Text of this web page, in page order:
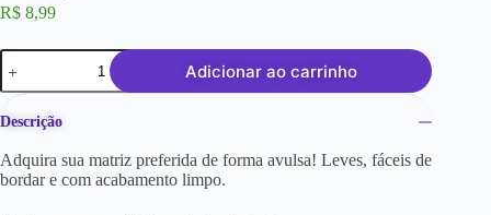
R$ 8,99
Adicionar ao carrinho
Descrição
Adquira sua matriz preferida de forma avulsa! Leves, fáceis de
bordar e com acabamento limpo.